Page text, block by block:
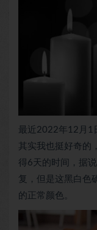
最近2022年12月1
其实我也挺好奇的
得6天的时间，据
复，但是这黑白色
的正常颜色。